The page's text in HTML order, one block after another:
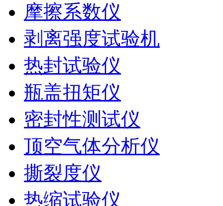
摩擦系数仪
剥离强度试验机
热封试验仪
瓶盖扭矩仪
密封性测试仪
顶空气体分析仪
撕裂度仪
热缩试验仪